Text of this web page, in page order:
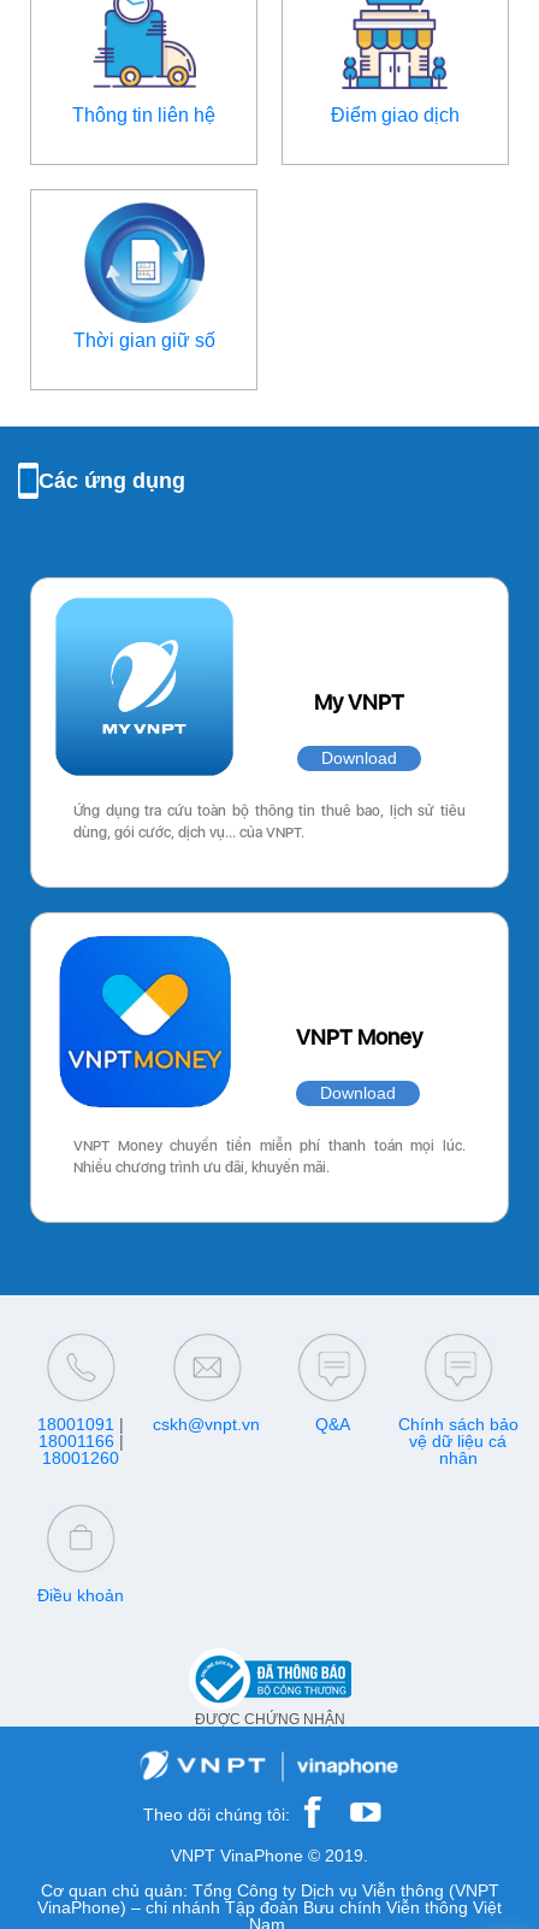
Thông tin liên hệ Điểm giao dịch
Thời gian giữ số
Các ứng dụng
My VNPT
Download
Ứng dụng tra cứu toàn bộ thông tin thuê bao, lịch sử tiêu
dùng, gói cước, dịch vụ… của VNPT.
VNPT Money
Download
VNPT Money chuyển tiền miễn phí thanh toán mọi lúc.
Nhiều chương trình ưu đãi, khuyến mãi.
18001091 |
18001166|
18001260
cskh@vnpt.vn Q&A
Chính sách bảo
vệ dữ liệu cá
nhân
Điều khoản
ĐƯỢC CHỨNG NHẬN
Theo dõi chúng tôi:
VNPT VinaPhone © 2019.
Cơ quan chủ quản: Tổng Công ty Dịch vụ Viễn thông (VNPT
VinaPhone) – chi nhánh Tập đoàn Bưu chính Viễn thông Việt
Nam.